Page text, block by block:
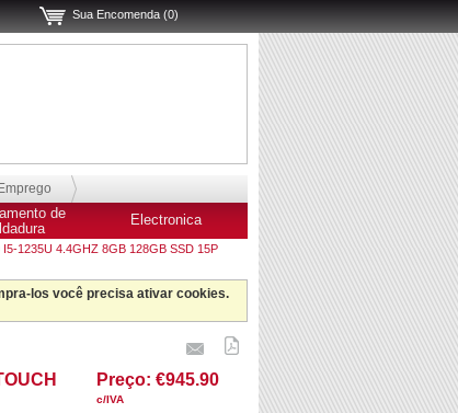
Sua Encomenda (0)
de
Electronica
I5-1235U 4.4GHZ 8GB 128GB SSD 15P
los você precisa ativar cookies.
Preço: €945.90
c/IVA